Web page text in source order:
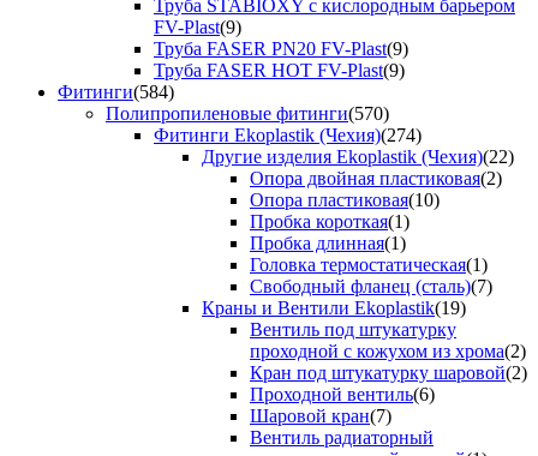
Труба STABIOXY с кислородным барьером
FV-Plast(9)
Труба FASER PN20 FV-Plast(9)
Труба FASER HOT FV-Plast(9)
Фитинги(584)
Полипропиленовые фитинги(570)
Фитинги Ekoplastik (Чехия)(274)
Другие изделия Ekoplastik (Чехия)(22)
Опора двойная пластиковая(2)
Опора пластиковая(10)
Пробка короткая(1)
Пробка длинная(1)
Головка термостатическая(1)
Свободный фланец (сталь)(7)
Краны и Вентили Ekoplastik(19)
Вентиль под штукатурку
проходной с кожухом из хрома(2)
Кран под штукатурку шаровой(2)
Проходной вентиль(6)
Шаровой кран(7)
Вентиль радиаторный